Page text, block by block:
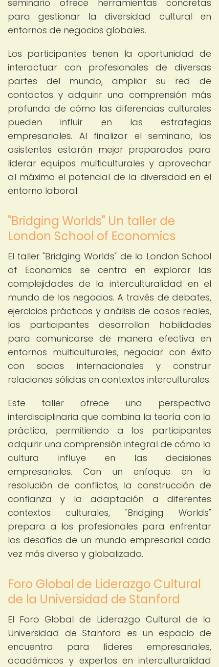
seminario ofrece herramientas concretas
para gestionar la diversidad cultural en
entornos de negocios globales.
Los participantes tienen la oportunidad de
interactuar con profesionales de diversas
partes del mundo, ampliar su red de
contactos y adquirir una comprensión más
profunda de cómo las diferencias culturales
pueden influir en las estrategias
empresariales. Al finalizar el seminario, los
asistentes estarán mejor preparados para
liderar equipos multiculturales y aprovechar
al máximo el potencial de la diversidad en el
entorno laboral.
"Bridging Worlds" Un taller de
London School of Economics
El taller "Bridging Worlds" de la London School
of Economics se centra en explorar las
complejidades de la interculturalidad en el
mundo de los negocios. A través de debates,
ejercicios prácticos y análisis de casos reales,
los participantes desarrollan habilidades
para comunicarse de manera efectiva en
entornos multiculturales, negociar con éxito
con socios internacionales y construir
relaciones sólidas en contextos interculturales.
Este taller ofrece una perspectiva
interdisciplinaria que combina la teoría con la
práctica, permitiendo a los participantes
adquirir una comprensión integral de cómo la
cultura influye en las decisiones
empresariales. Con un enfoque en la
resolución de conflictos, la construcción de
confianza y la adaptación a diferentes
contextos culturales, "Bridging Worlds"
prepara a los profesionales para enfrentar
los desafíos de un mundo empresarial cada
vez más diverso y globalizado.
Foro Global de Liderazgo Cultural
de la Universidad de Stanford
El Foro Global de Liderazgo Cultural de la
Universidad de Stanford es un espacio de
encuentro para líderes empresariales,
académicos y expertos en interculturalidad